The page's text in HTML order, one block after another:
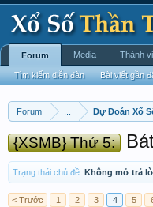
Forum Dự Đoán Xổ
{XSMB} Thứ 5:
Trạng thái chủ đề: Không mở trả
< Trước 1 2 3 4 5
Forum
Tìm kiếm diễn đàn Bài viết gần
Media Thành